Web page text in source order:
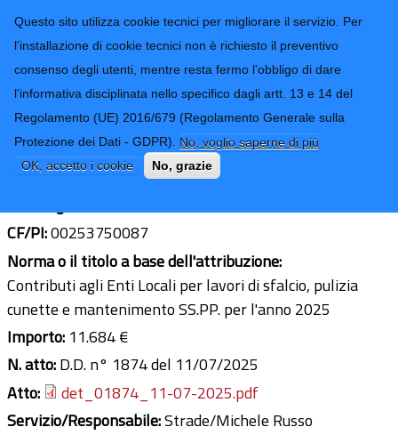
Questo sito utilizza cookie tecnici per migliorare il servizio. Per
l'installazione di cookie tecnici non è richiesto il preventivo
consenso degli utenti, mentre resta fermo l'obbligo di dare
l'informativa disciplinata nello specifico dagli artt. 13 e 14 del
Regolamento (UE) 2016/679 (Regolamento Generale sulla
Protezione dei Dati - GDPR). No, voglio saperne di più
OK, accetto i cookie
No, grazie
Provincia di
Imperia
CONTATTI-URP
TRASPARENZA
Form di ricerca
Comune di Sanremo
Ultimo aggiornamento: 18/08/2025 - 14:31
CF/PI:00253750087
Norma o il titolo a base dell'attribuzione:
Contributi agli Enti Locali per lavori di sfalcio, pulizia
cunette e mantenimento SS.PP. per l'anno 2025
Importo: 11.684 €
N. atto:D.D. n° 1874 del 11/07/2025
Atto:
det_01874_11-07-2025.pdf
Servizio/Responsabile:Strade/Michele Russo